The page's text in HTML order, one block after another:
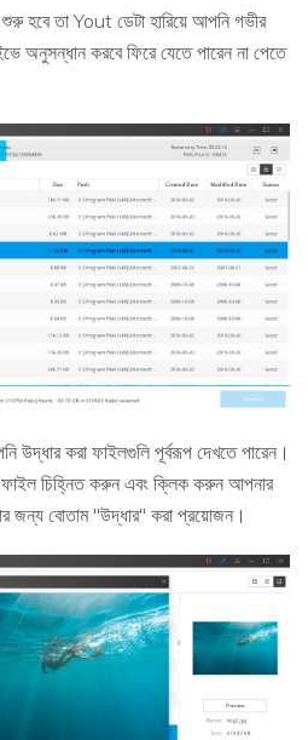
হবে তা Yout ডেটা হারিয়ে আপনি গভীর
অনুসন্ধান করবে ফিরে যেতে পারেন না পেতে
উদ্ধার করা ফাইলগুলি পূর্বরূপ দেখতে পারেন।
চিহ্নিত করুন এবং ক্লিক করুন আপনার
জন্য বোতাম "উদ্ধার" করা প্রয়োজন।